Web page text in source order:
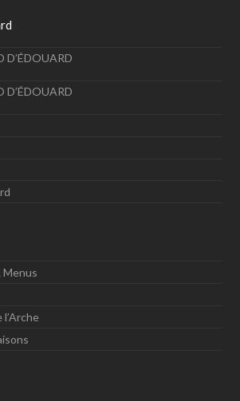
D’ÉDOUARD
D’ÉDOUARD
Menus